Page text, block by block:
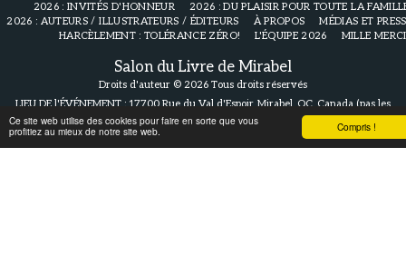
Compris !
Ce site web utilise des cookies pour faire en sorte que vous
profitiez au mieux de notre site web.
Salon du Livre de Mirabel
Droits d'auteur © 2026 Tous droits réservés
LIEU DE l'ÉVÉNEMENT : 17700 Rue du Val d'Espoir, Mirabel, QC, Canada (pas les
bureaux)|Politique_de_confidentialité|info@SalonduLivredeMirabel.com
2026 : INVITÉS D'HONNEUR
2026 : DU PLAISIR POUR TOUTE LA
2026 : AUTEURS / ILLUSTRATEURS / ÉDITEURS
À PROPOS
MÉDIAS ET
HARCÈLEMENT : TOLÉRANCE ZÉRO!
L'ÉQUIPE 2026 MILLE